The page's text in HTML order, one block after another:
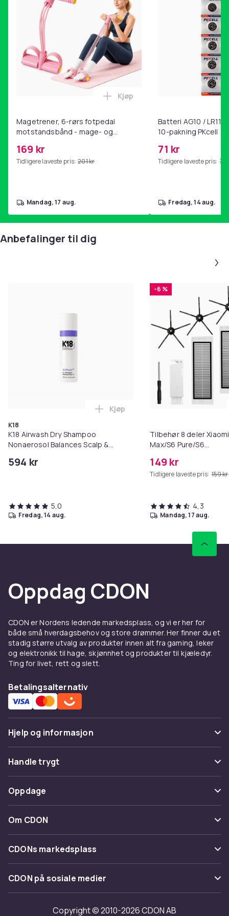
Haba Trading B.V.
Mary Kingsleystraat 1 5928SK Venlo The Netherlands
[email protected]
Farge
Størrelse
Artikkel nr.
Produktsikkerhetsinformasjon
Magetrener, 6-rørs fotpedal
motstandsbånd - mage- og
hjemmegymnastikk Pink
169 kr
Tidligere laveste pris: 201 kr
Legg Magetrener, 6-rørs
Kjøp
mandag, 17 aug.
Batteri AG10 /
10-pakning PKcell
71 kr
Tidligere laveste pris: 76
fredag, 14 aug.
Anbefalinger til dig
K18
K18 Airwash Dry Shampoo
Nonaerosol Balances Scalp &
594 kr
Legg K18 Airwash Dry
Kjøp
5,0
fredag, 14 aug.
-6 %
Tilbehør 8 deler
Max/S6 Pure/S6
149 kr
Tidligere laveste pris: 159 kr
4,3
mandag, 17 aug.
Oppdag CDON
CDON er Nordens ledende markedsplass, og vi er her for
både små hverdagsbehov og store drømmer. Her finner du et
stadig større utvalg av produkter innen alt fra gaming, leker
og elektronikk til hage, skjønnhet og produkter til kjæledyr.
Ting for livet, rett og slett.
Betalingsalternativ
Hjelp og informasjon
Vanlige spørsmål
Spor pakke
Angre & returner her
Kontakt oss
Handle trygt
Betaling
Levering
Tilbakekallinger
Oppdage
Kategorier
Varemerker
Om CDON
Om oss
Kundeanmeldelser
Jobbe på CDON
Investor relations
CDONs markedsplass
Merchant Help Center
CDON på sosiale medier
Copyright © 2010-2026 CDON AB